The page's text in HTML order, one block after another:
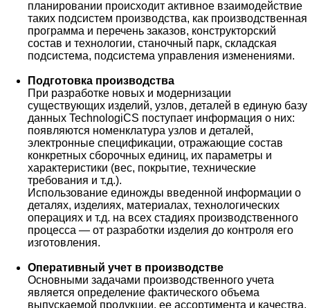
планировании происходит активное взаимодействие
таких подсистем производства, как производственная
программа и перечень заказов, конструкторский
состав и технологии, станочный парк, складская
подсистема, подсистема управления изменениями.
Подготовка производства
При разработке новых и модернизации
существующих изделий, узлов, деталей в единую базу
данных TechnologiCS поступает информация о них:
появляются номенклатура узлов и деталей,
электронные спецификации, отражающие состав
конкретных сборочных единиц, их параметры и
характеристики (вес, покрытие, технические
требования и т.д.).
Использование единожды введенной информации о
деталях, изделиях, материалах, технологических
операциях и т.д. на всех стадиях производственного
процесса — от разработки изделия до контроля его
изготовления.
Оперативный учет в производстве
Основными задачами производственного учета
является определение фактического объема
выпускаемой продукции, ее ассортимента и качества,